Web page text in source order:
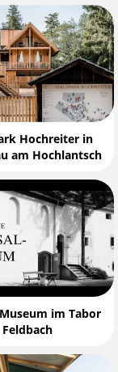
Hochreiter in
am Hochlantsch
im Tabor
Feldbach